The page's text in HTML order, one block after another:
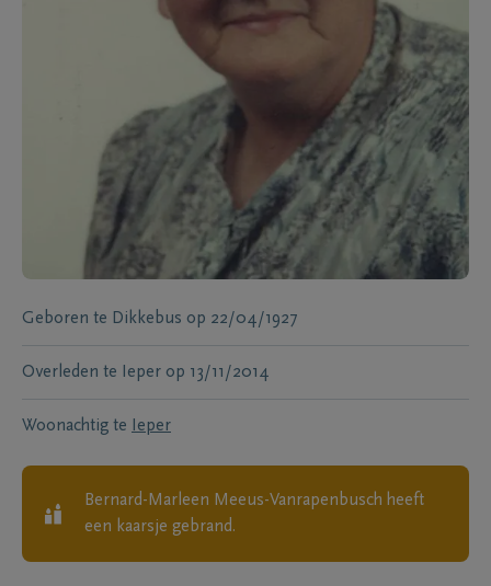
Geboren te Dikkebus op 22/04/1927
Overleden te Ieper op 13/11/2014
Woonachtig te Ieper
Bernard-Marleen Meeus-Vanrapenbusch heeft
een kaarsje gebrand.